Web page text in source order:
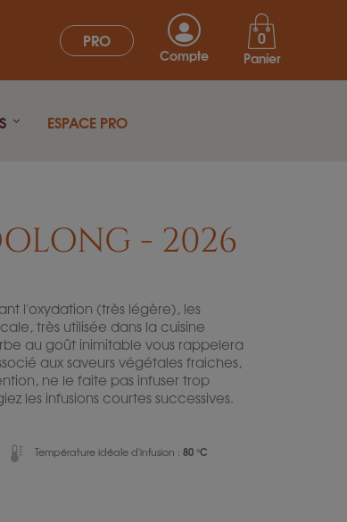
PRO
Compte Panier
0
ESPACE PRO
- 2026
l'oxydation (très légère), les
très utilisée dans la cuisine
au goût inimitable vous rappelera
aux saveurs végétales fraiches,
ne le faite pas infuser trop
les infusions courtes successives.
Température idéale d'infusion : 80 °C